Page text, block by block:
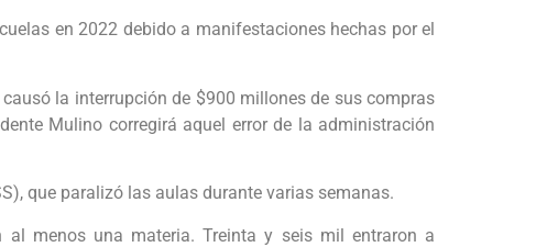
en 2022 debido a manifestaciones hechas por el
la interrupción de $900 millones de sus compras
Mulino corregirá aquel error de la administración
que paralizó las aulas durante varias semanas.
al menos una materia. Treinta y seis mil entraron a